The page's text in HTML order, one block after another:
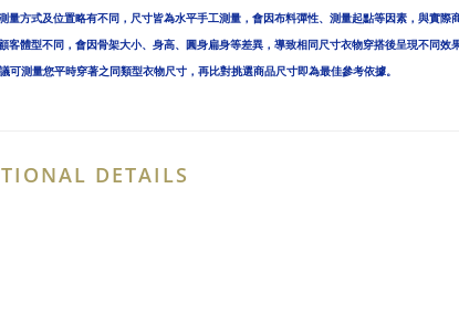
量方式及位置略有不同，尺寸皆為水平手工測量，會因布料彈性、測量起點等因素，與實
客體型不同，會因骨架大小、身高、圓身扁身等差異，導致相同尺寸衣物穿搭後呈現不同效
可測量您平時穿著之同類型衣物尺寸，再比對挑選商品尺寸即為最佳參考依據。
DETAILS